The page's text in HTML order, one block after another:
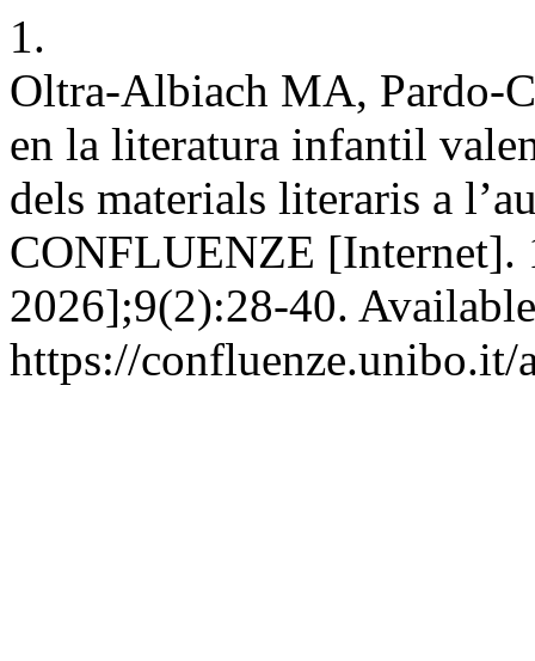
1.
Oltra-Albiach MA, Pardo-
en la literatura infantil
dels materials literaris a
CONFLUENZE [Internet].
2026];9(2):28-40.
https://